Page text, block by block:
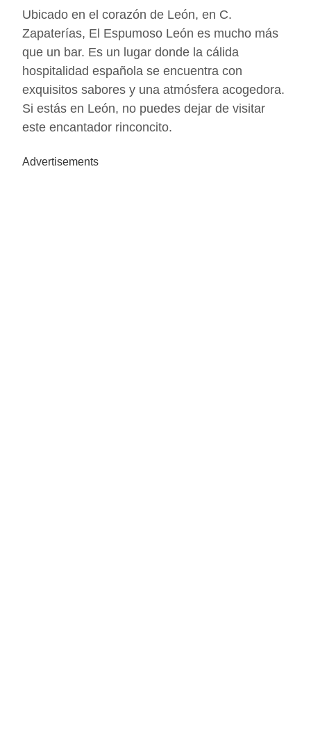
Ubicado en el corazón de León, en C.
Zapaterías, El Espumoso León es mucho más
que un bar. Es un lugar donde la cálida
hospitalidad española se encuentra con
exquisitos sabores y una atmósfera acogedora.
Si estás en León, no puedes dejar de visitar
este encantador rinconcito.
Advertisements